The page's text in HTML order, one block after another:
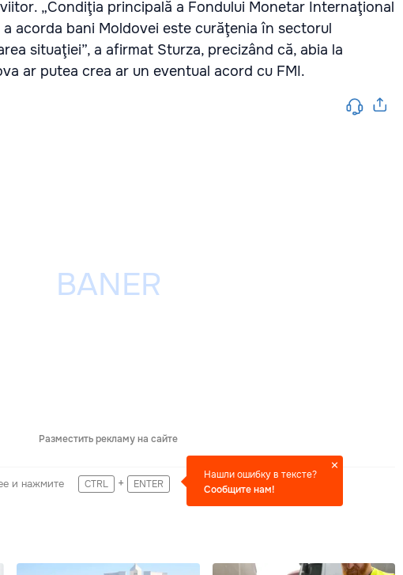
„Condiţia principală a Fondului Monetar Internaţional
acorda bani Moldovei este curăţenia în sectorul
situaţiei”, a afirmat Sturza, precizând că, abia la
ar putea crea ar un eventual acord cu FMI.
Разместить рекламу на сайте
и нажмите CTRL + ENTER
Нашли ошибку в тексте?
Сообщите нам!